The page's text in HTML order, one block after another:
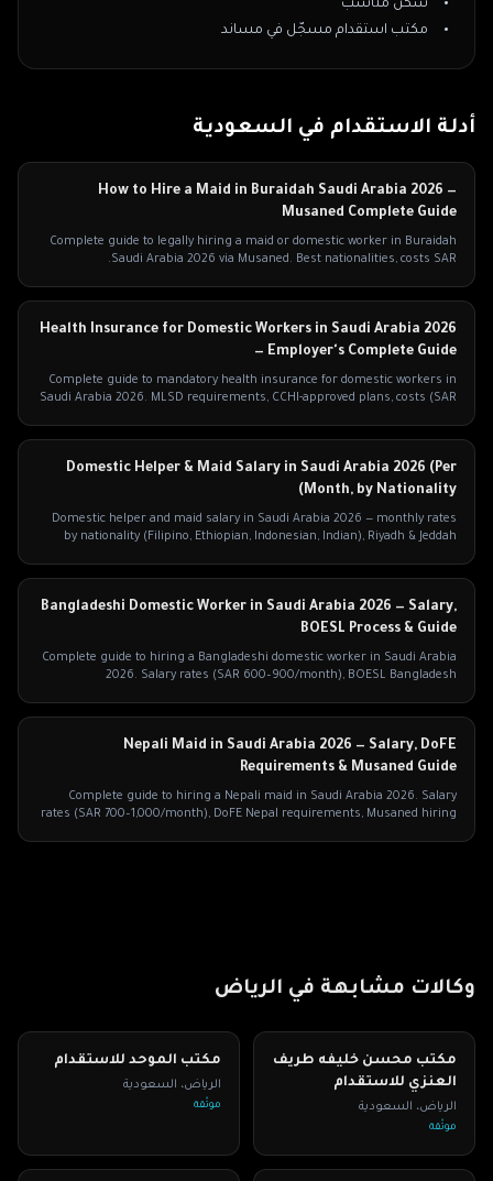
سكن مناسب
مكتب استقدام مسجّل في مساند
أدلة الاستقدام في السعودية
How to Hire a Maid in Buraidah Saudi Arabia 2026 —
Musaned Complete Guide
Complete guide to legally hiring a maid or domestic worker in Buraidah
Saudi Arabia 2026 via Musaned. Best nationalities, costs SAR.
Health Insurance for Domestic Workers in Saudi Arabia 2026
— Employer's Complete Guide
Complete guide to mandatory health insurance for domestic workers in
Saudi Arabia 2026. MLSD requirements, CCHI-approved plans, costs (SAR
Domestic Helper & Maid Salary in Saudi Arabia 2026 (Per
Month, by Nationality)
Domestic helper and maid salary in Saudi Arabia 2026 — monthly rates
by nationality (Filipino, Ethiopian, Indonesian, Indian), Riyadh & Jeddah
Bangladeshi Domestic Worker in Saudi Arabia 2026 — Salary,
BOESL Process & Guide
Complete guide to hiring a Bangladeshi domestic worker in Saudi Arabia
2026. Salary rates (SAR 600–900/month), BOESL Bangladesh
Nepali Maid in Saudi Arabia 2026 — Salary, DoFE
Requirements & Musaned Guide
Complete guide to hiring a Nepali maid in Saudi Arabia 2026. Salary
rates (SAR 700–1,000/month), DoFE Nepal requirements, Musaned hiring
وكالات مشابهة في الرياض
مكتب محسن خليفه طريف
العنزي للاستقدام
الرياض، السعودية
موثّقة
مكتب الموحد للاستقدام
الرياض، السعودية
موثّقة